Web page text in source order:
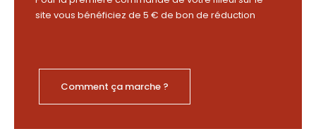
site vous bénéficiez de 5 € de bon de réduction
Comment ça marche ?